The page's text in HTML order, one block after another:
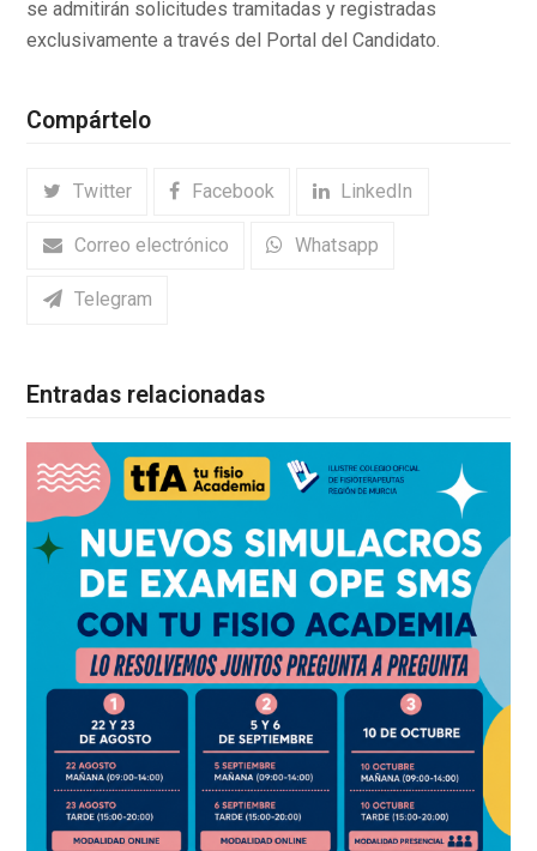
se admitirán solicitudes tramitadas y registradas
exclusivamente a través del Portal del Candidato.
Compártelo
Twitter Facebook LinkedIn
Correo electrónico Whatsapp
Telegram
Entradas relacionadas